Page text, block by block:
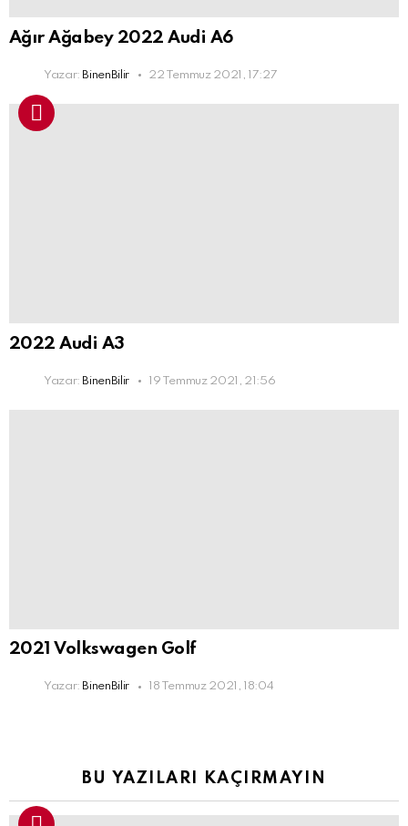
Ağır Ağabey 2022 Audi A6
Yazar: BinenBilir 22 Temmuz 2021, 17:27
2022 Audi A3
Yazar: BinenBilir 19 Temmuz 2021, 21:56
2021 Volkswagen Golf
Yazar: BinenBilir 18 Temmuz 2021, 18:04
BU YAZILARI KAÇIRMAYIN